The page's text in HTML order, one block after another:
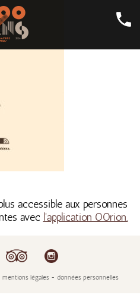
accessible aux personnes
avec l'application OOrion.
légales - données personnelles